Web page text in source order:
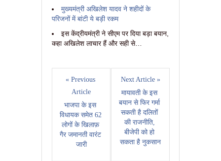
मुख्यमंत्री अखिलेश यादव ने शहीदों के
परिजनों में बांटी ये बड़ी रकम
इस केंद्रीयमंत्री ने सीएम पर दिया बड़ा बयान,
कहा अखिलेश लाचार हैं और सही से…
« Previous
Article
भाजपा के इस
विधायक समेत 62
लोगों के खिलाफ़
गैर जमानती वारंट
जारी
Next Article »
मायावती के इस
बयान से फिर गर्मा
सकती है दलितों
की राजनीति,
बीजेपी को हो
सकता है नुकसान